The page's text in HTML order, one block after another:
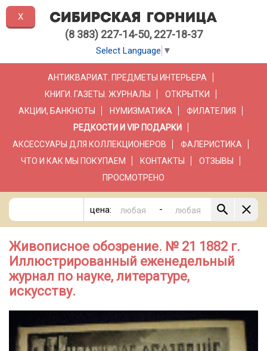
(8 383) 227-14-50, 227-18-37
Select Language ▼
АНТИКВАРИАТ. ПРЕДМЕТЫ ИНТЕРЬЕРА
КНИГИ. ГАЗЕТЫ. ЖУРНАЛЫ
ОТКРЫТКИ
АКЦИИ, БАНКНОТЫ
НУМИЗМАТИКА
ФИЛАТЕЛИЯ
РЕДКОСТИ И VIP ПОДАРКИ
АКСЕССУАРЫ ДЛЯ КОЛЛЕКЦИОНЕРОВ
ФАЛЕРИСТИКА
ЧТО И КАК МЫ ПОКУПАЕМ
КОНТАКТЫ
ОТЗЫВЫ
ПРОСМОТРЕНО
цена: -
Живописное обозрение. № 21 1882 г.
Иллюстрированный еженедельный
журнал по науке, литературе,
искусству.
X